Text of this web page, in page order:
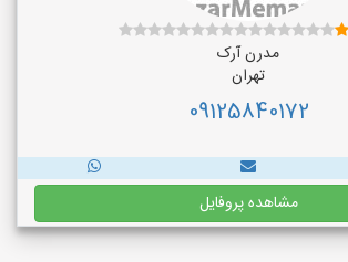
مدرن آرک
تهران
09125840172
مشاهده پروفایل